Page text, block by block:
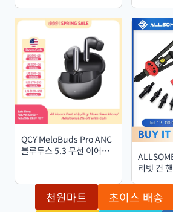
AMOLED 스마트워치 8MP
회전식 카메라
NVME
5600G
QCY MeloBuds Pro ANC
블루투스 5.3 무선 이어폰,
34시간 배터리, 인이어 감
리벳 ​​건
M3/M4/
천원마트 초이스 배송